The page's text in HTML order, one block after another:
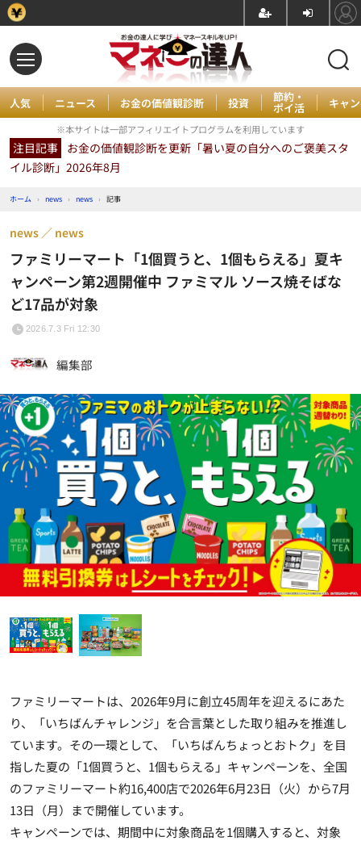
人気 ニュース お金の価値観診断 投資 節約・
ポイ活 キャ
※本サイトは一部アフィリエイトプログラムを利用しています
注目記事 お金の価値観診断を更新「暑い夏の自分へのご褒美スタ
イル診断」2026年8月
ホーム › news › news › 記事
ファミリーマート「1個買うと、1個もらえる」夏キ
ャンペーン第2週開催中 ファミマル ソース焼そばな
ど17品が対象
news news
2026.7.3 Fri 12:30
編集部
ファミリーマートは、2026年9月に創立45周年を迎えるにあた
り、「いちばんチャレンジ」を合言葉とした取り組みを推進し
ています。その一環として、「いちばんちょっとおトク」を目
指した夏の「1個買うと、1個もらえる」キャンペーンを、全国
のファミリーマート約16,400店で2026年6月23日（火）から7月
13日（月）まで開催しています。
キャンペーンでは、期間中に対象商品を1個購入すると、対象